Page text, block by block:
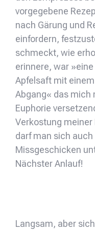
vorgegebene
nach Gärung und
einfordern,
schmeckt, wie
erinnere, war
Apfelsaft mit
Abgang« das mich
Euphorie
Verkostung meiner
darf man sich
Missgeschicken
Nächster Anlauf!
Langsam, aber